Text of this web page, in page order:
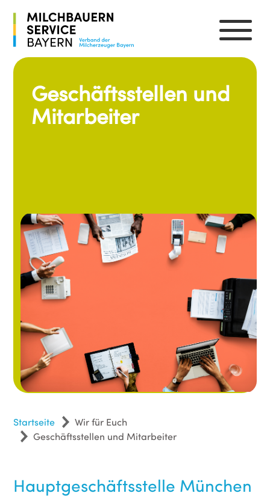
Geschäftsstellen und
Mitarbeiter
Startseite
Wir für Euch
Geschäftsstellen und Mitarbeiter
Hauptgeschäftsstelle München